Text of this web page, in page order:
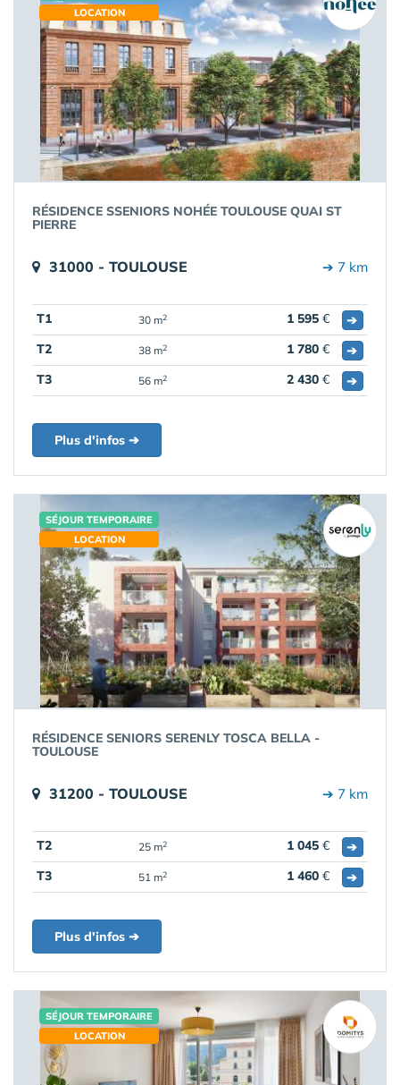
LOCATION
RÉSIDENCE SSENIORS NOHÉE TOULOUSE QUAI ST
PIERRE
31000 - TOULOUSE ➔ 7 km
T1 30 m2 1 595 €
➔
T2
38 m2 1 780 €
➔
T3
56 m2 2 430 € ➔
Plus d'infos ➔
SÉJOUR TEMPORAIRE
LOCATION
RÉSIDENCE SENIORS SERENLY TOSCA BELLA -
TOULOUSE
31200 - TOULOUSE ➔ 7 km
T2 25 m2 1 045 €
➔
T3
51 m2 1 460 € ➔
Plus d'infos ➔
SÉJOUR TEMPORAIRE
LOCATION